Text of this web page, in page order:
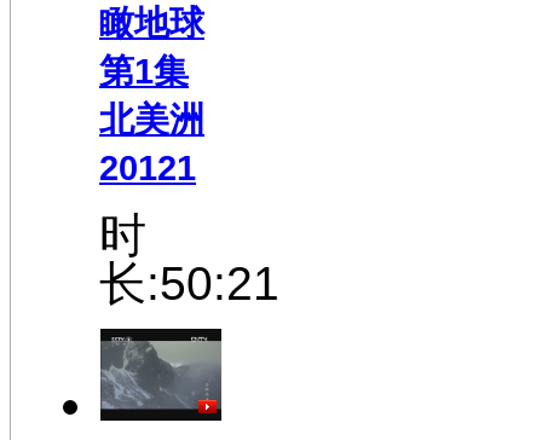
瞰地球
第1集
北美洲
20121
时
长:50:21